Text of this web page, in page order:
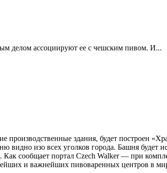
делом ассоциируют ее с чешским пивом. И...
производственные здания, будет построен
изо всех уголков города. Башня будет
сообщает портал Czech Walker — при
и важнейших пивоваренных центров в